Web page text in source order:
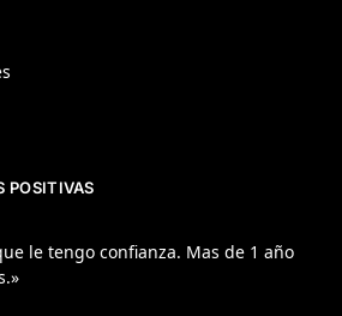
POSITIVAS
le tengo confianza. Mas de 1 año